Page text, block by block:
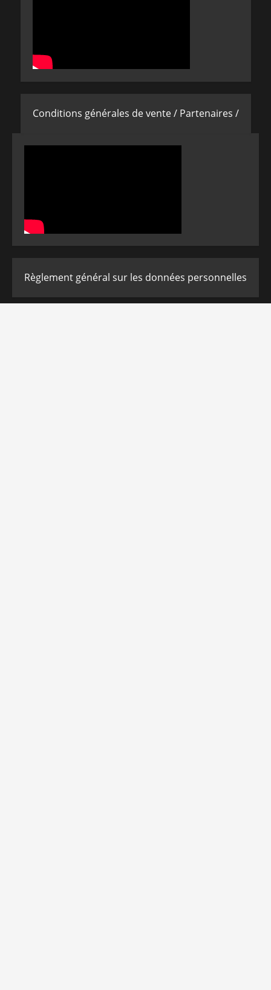
Conditions générales de vente / Partenaires /
Règlement général sur les données personnelles